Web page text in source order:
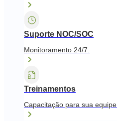
Suporte NOC/SOC
Monitoramento 24/7.
Treinamentos
Capacitação para sua equipe.